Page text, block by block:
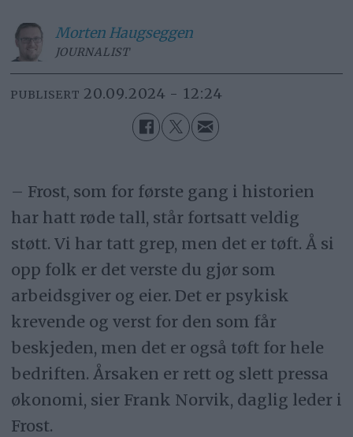
Morten Haugseggen
JOURNALIST
PUBLISERT 20.09.2024 - 12:24
– Frost, som for første gang i historien
har hatt røde tall, står fortsatt veldig
støtt. Vi har tatt grep, men det er tøft. Å si
opp folk er det verste du gjør som
arbeidsgiver og eier. Det er psykisk
krevende og verst for den som får
beskjeden, men det er også tøft for hele
bedriften. Årsaken er rett og slett pressa
økonomi, sier Frank Norvik, daglig leder i
Frost.